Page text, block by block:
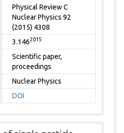
Physical Review C
Nuclear Physics 92
(2015) 4308
3.1462015
Scientific paper,
proceedings
Nuclear Physics
DOI